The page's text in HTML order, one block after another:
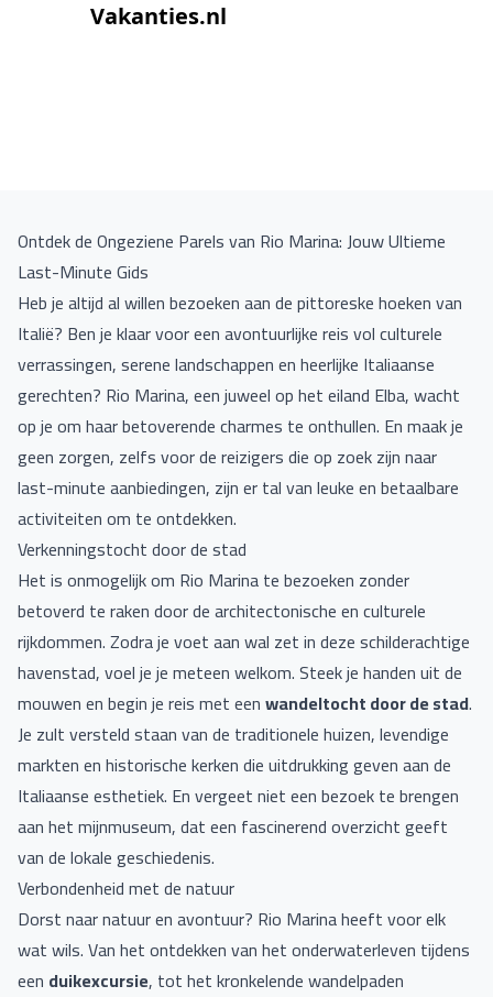
Vakanties.nl
Ontdek de Ongeziene Parels van Rio Marina: Jouw Ultieme
Last-Minute Gids
Heb je altijd al willen bezoeken aan de pittoreske hoeken van
Italië? Ben je klaar voor een avontuurlijke reis vol culturele
verrassingen, serene landschappen en heerlijke Italiaanse
gerechten? Rio Marina, een juweel op het eiland Elba, wacht
op je om haar betoverende charmes te onthullen. En maak je
geen zorgen, zelfs voor de reizigers die op zoek zijn naar
last-minute aanbiedingen, zijn er tal van leuke en betaalbare
activiteiten om te ontdekken.
Verkenningstocht door de stad
Het is onmogelijk om Rio Marina te bezoeken zonder
betoverd te raken door de architectonische en culturele
rijkdommen. Zodra je voet aan wal zet in deze schilderachtige
havenstad, voel je je meteen welkom. Steek je handen uit de
mouwen en begin je reis met eenwandeltocht door de stad.
Je zult versteld staan van de traditionele huizen, levendige
markten en historische kerken die uitdrukking geven aan de
Italiaanse esthetiek. En vergeet niet een bezoek te brengen
aan het mijnmuseum, dat een fascinerend overzicht geeft
van de lokale geschiedenis.
Verbondenheid met de natuur
Dorst naar natuur en avontuur? Rio Marina heeft voor elk
wat wils. Van het ontdekken van het onderwaterleven tijdens
een duikexcursie, tot het kronkelende wandelpaden